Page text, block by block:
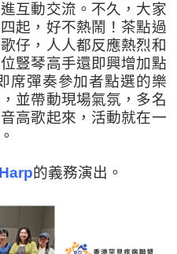
互動交流。不久，大家
起，好不熱鬧！茶點過
仔，人人都反應熱烈和
豎琴高手還即興增加點
席彈奏參加者點選的樂
並帶動現場氣氛，多名
高歌起來，活動就在一
的義務演出。